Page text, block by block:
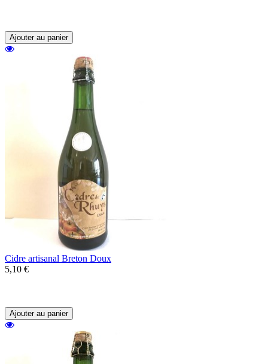
Ajouter au panier
Cidre artisanal Breton Doux
5,10 €
Ajouter au panier